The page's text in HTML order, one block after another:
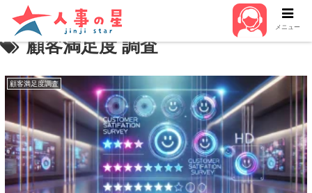
顧客満足度 調査
顧客満足度調査
メニュー